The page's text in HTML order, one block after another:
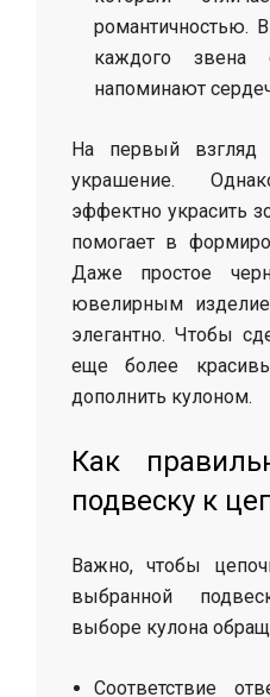
романтичностью.
каждого звена
напоминают
На первый взгляд
украшение.
эффектно украсить
помогает в
Даже простое
ювелирным
элегантно. Чтобы
еще более
дополнить кулоном.
Как
подвеску к
Важно, чтобы
выбранной
выборе кулона
Соответствие